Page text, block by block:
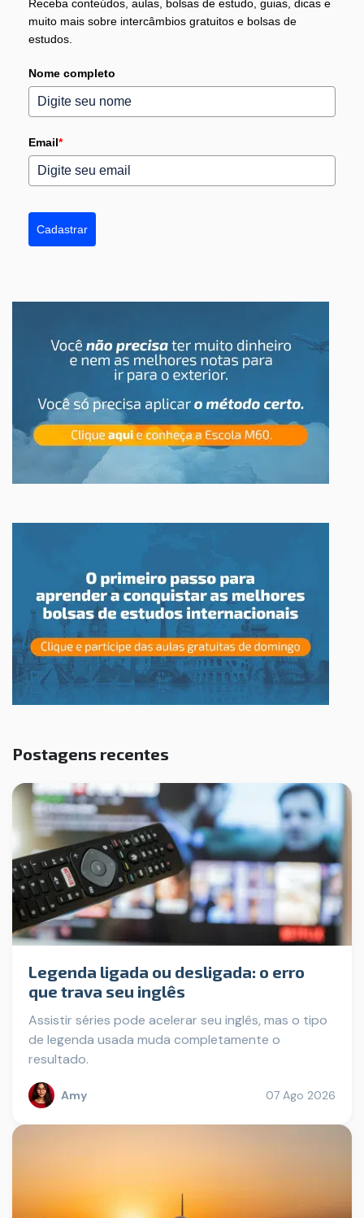
Receba conteúdos, aulas, bolsas de estudo, guias, dicas e
muito mais sobre intercâmbios gratuitos e bolsas de
estudos.
Nome completo
Email*
Cadastrar
Postagens recentes
Legenda ligada ou desligada: o erro
que trava seu inglês
Assistir séries pode acelerar seu inglês, mas o tipo
de legenda usada muda completamente o
resultado.
Amy 07 Ago 2026